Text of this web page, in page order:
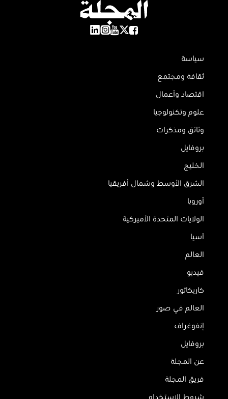
سياسة
ثقافة ومجتمع
اقتصاد وأعمال
علوم وتكنولوجيا
وثائق ومذكرات
بروفايل
الخليج
الشرق الأوسط وشمال أفريقيا
أوروبا
الولايات المتحدة الأميركية
آسيا
العالم
فيديو
كاريكاتور
العالم في صور
إنفوغراف
بروفايل
عن المجلة
فريق المجلة